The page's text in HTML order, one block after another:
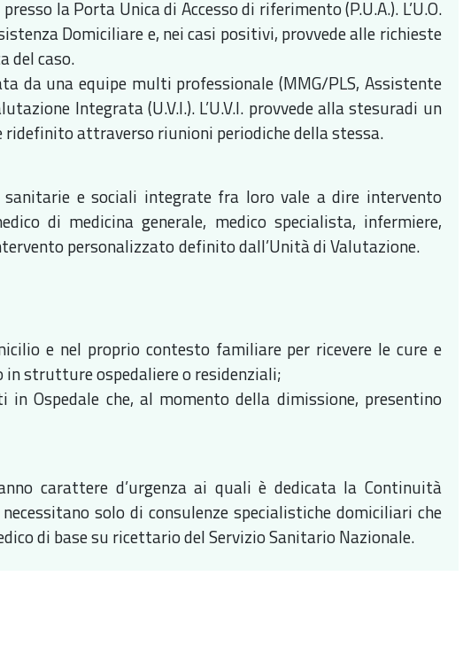
la Porta Unica di Accesso di riferimento (P.U.A.). L’U.O.
Domiciliare e, nei casi positivi, provvede alle richieste
del caso.
da una equipe multi professionale (MMG/PLS, Assistente
Integrata (U.V.I.). L’U.V.I. provvede alla stesuradi un
attraverso riunioni periodiche della stessa.
e sociali integrate fra loro vale a dire intervento
di medicina generale, medico specialista, infermiere,
personalizzato definito dall’Unità di Valutazione.
e nel proprio contesto familiare per ricevere le cure e
in strutture ospedaliere o residenziali;
Ospedale che, al momento della dimissione, presentino
carattere d’urgenza ai quali è dedicata la Continuità
solo di consulenze specialistiche domiciliari che
di base su ricettario del Servizio Sanitario Nazionale.